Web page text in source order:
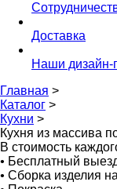
Доставка
Наши дизайн-
Главная >
Каталог >
Кухни >
Кухня из массива
В стоимость
• Бесплатный
• Сборка изделия